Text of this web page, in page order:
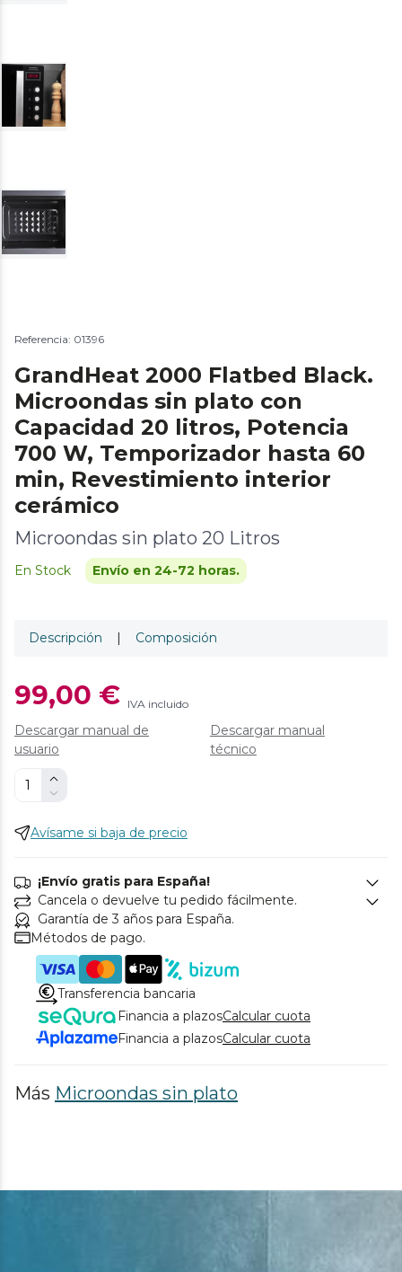
Referencia: 01396
GrandHeat 2000 Flatbed Black.
Microondas sin plato con
Capacidad 20 litros, Potencia
700 W, Temporizador hasta 60
min, Revestimiento interior
cerámico
Microondas sin plato 20 Litros
En Stock Envío en 24-72 horas.
Descripción | Composición
99,00 € IVA incluido
Descargar manual de
usuario
Descargar manual
técnico
Avísame si baja de precio
¡Envío gratis para España!
Cancela o devuelve tu pedido fácilmente.
Garantía de 3 años para España.
Métodos de pago.
Transferencia bancaria
Financia a plazosCalcular cuota
Financia a plazosCalcular cuota
Más Microondas sin plato